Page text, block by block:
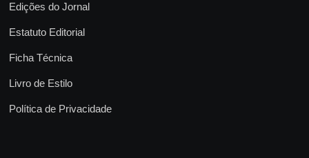
Edições do Jornal
Estatuto Editorial
Ficha Técnica
Livro de Estilo
Política de Privacidade